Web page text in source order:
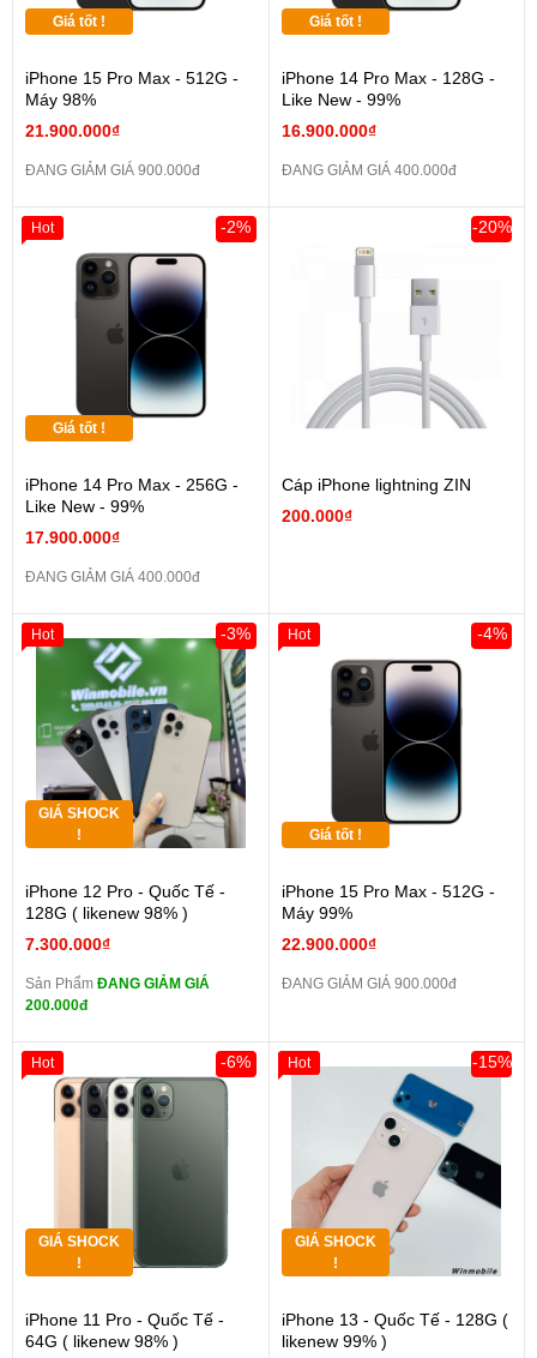
Giá tốt !
iPhone 15 Pro Max - 512G -
Máy 98%
21.900.000₫
ĐANG GIẢM GIÁ 900.000đ
Giá tốt !
iPhone 14 Pro Max - 128G -
Like New - 99%
16.900.000₫
ĐANG GIẢM GIÁ 400.000đ
Giá tốt !
iPhone 14 Pro Max - 256G -
Like New - 99%
17.900.000₫
-2%
ĐANG GIẢM GIÁ 400.000đ
Hot
Cáp iPhone lightning ZIN
200.000₫
-20%
GIÁ SHOCK
!
iPhone 12 Pro - Quốc Tế -
128G ( likenew 98% )
7.300.000₫
-3%
Sản Phẩm ĐANG GIẢM GIÁ
200.000đ
Hot
Giá tốt !
iPhone 15 Pro Max - 512G -
Máy 99%
22.900.000₫
-4%
ĐANG GIẢM GIÁ 900.000đ
Hot
GIÁ SHOCK
!
iPhone 11 Pro - Quốc Tế -
64G ( likenew 98% )
-6%
Hot
GIÁ SHOCK
!
iPhone 13 - Quốc Tế - 128G (
likenew 99% )
-15%
Hot